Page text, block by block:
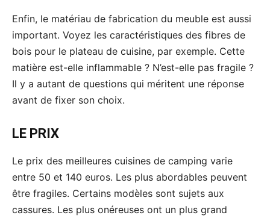
Enfin, le matériau de fabrication du meuble est aussi
important. Voyez les caractéristiques des fibres de
bois pour le plateau de cuisine, par exemple. Cette
matière est-elle inflammable ? N’est-elle pas fragile ?
Il y a autant de questions qui méritent une réponse
avant de fixer son choix.
LE PRIX
Le prix des meilleures cuisines de camping varie
entre 50 et 140 euros. Les plus abordables peuvent
être fragiles. Certains modèles sont sujets aux
cassures. Les plus onéreuses ont un plus grand